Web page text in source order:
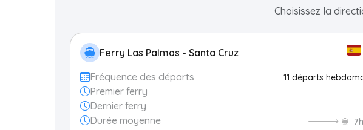
Choisissez la
Ferry Las Palmas - Santa Cruz
Fréquence des départs 11 départs
Premier ferry
Dernier ferry
Durée moyenne